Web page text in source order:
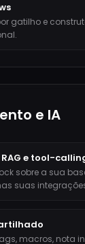
gatilho e
e IA
e tool-
sobre a sua
suas
macros, nota